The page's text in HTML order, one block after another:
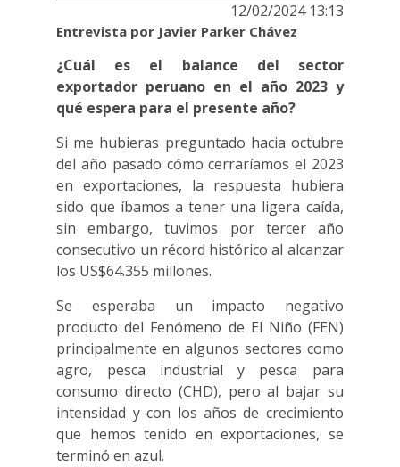
12/02/2024 13:13
Entrevista por Javier Parker Chávez
¿Cuál es el balance del sector
exportador peruano en el año 2023 y
qué espera para el presente año?
Si me hubieras preguntado hacia octubre
del año pasado cómo cerraríamos el 2023
en exportaciones, la respuesta hubiera
sido que íbamos a tener una ligera caída,
sin embargo, tuvimos por tercer año
consecutivo un récord histórico al alcanzar
los US$64.355 millones.
Se esperaba un impacto negativo
producto del Fenómeno de El Niño (FEN)
principalmente en algunos sectores como
agro, pesca industrial y pesca para
consumo directo (CHD), pero al bajar su
intensidad y con los años de crecimiento
que hemos tenido en exportaciones, se
terminó en azul.